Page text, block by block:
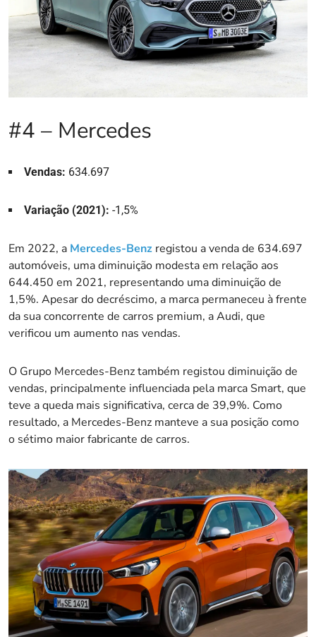
#4 – Mercedes
Vendas: 634.697
Variação (2021): -1,5%
Em 2022, a Mercedes-Benz registou a venda de 634.697
automóveis, uma diminuição modesta em relação aos
644.450 em 2021, representando uma diminuição de
1,5%. Apesar do decréscimo, a marca permaneceu à frente
da sua concorrente de carros premium, a Audi, que
verificou um aumento nas vendas.
O Grupo Mercedes-Benz também registou diminuição de
vendas, principalmente influenciada pela marca Smart, que
teve a queda mais significativa, cerca de 39,9%. Como
resultado, a Mercedes-Benz manteve a sua posição como
o sétimo maior fabricante de carros.